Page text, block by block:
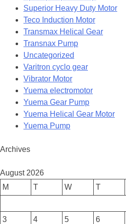
Superior Heavy Duty Motor
Teco Induction Motor
Transmax Helical Gear
Transnax Pump
Uncategorized
Varitron cyclo gear
Vibrator Motor
Yuema electromotor
Yuema Gear Pump
Yuema Helical Gear Motor
Yuema Pump
Archives
August 2026
M
T W T
3
4 5 6